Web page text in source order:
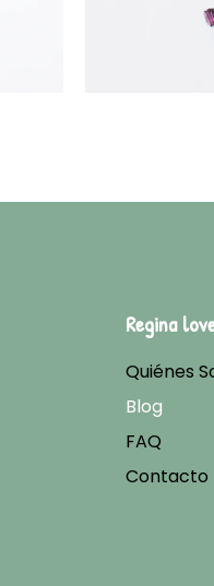
Regina
Quiénes
Blog
FAQ
Contacto